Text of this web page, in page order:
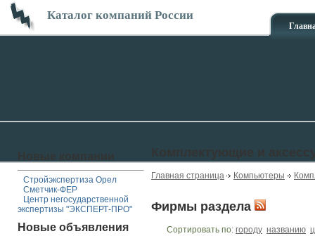
Каталог компаний России
Стройэкспертиза Орел
Сметчик-ФЕР
Центр негосударственной
экспертизы "ЭКСПЕРТ-ПРО"
Новые объявления
Главная страница Компьютеры
Фирмы раздела
Сортировать по: городу названию